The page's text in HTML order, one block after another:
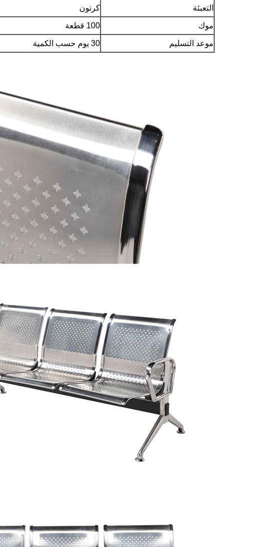
التعبئة كرتون
موك 100 قطعة
موعد التسليم 30 يوم حسب الكمية